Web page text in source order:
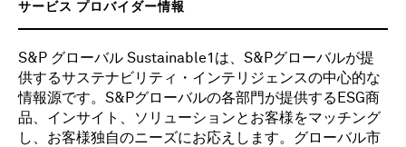
サービス プロバイダー情報
S&P グローバル Sustainable1は、S&Pグローバルが提
供するサステナビリティ・インテリジェンスの中心的な
情報源です。S&Pグローバルの各部門が提供するESG商
品、インサイト、ソリューションとお客様をマッチング
し、お客様独自のニーズにお応えします。グローバル市